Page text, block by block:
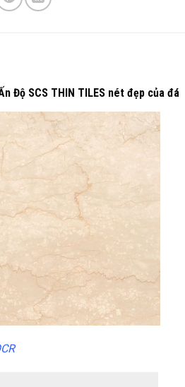
Độ SCS THIN TILES nét đẹp của đá